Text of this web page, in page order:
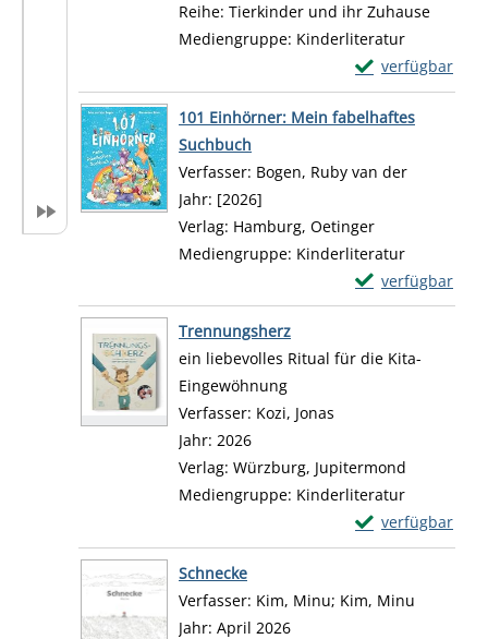
Reihe: Tierkinder und ihr Zuhause
Mediengruppe: Kinderliteratur
verfügbar
Exemplar-
Zum Download
101 Einhörner: Mein fabelhaftes
Suchbuch
Verfasser: Bogen, Ruby van der
Jahr: [2026]
Verlag: Hamburg, Oetinger
Mediengruppe: Kinderliteratur
verfügbar
Exemplar-
Zum Download
Trennungsherz
ein liebevolles Ritual für die Kita-
Eingewöhnung
Verfasser: Kozi, Jonas
Jahr: 2026
Verlag: Würzburg, Jupitermond
Mediengruppe: Kinderliteratur
verfügbar
Exemplar-
Zum Download
Schnecke
Verfasser: Kim, Minu; Kim, Minu
Jahr: April 2026